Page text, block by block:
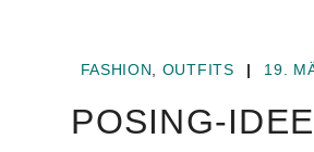
FASHION , OUTFITS 19.
POSING-